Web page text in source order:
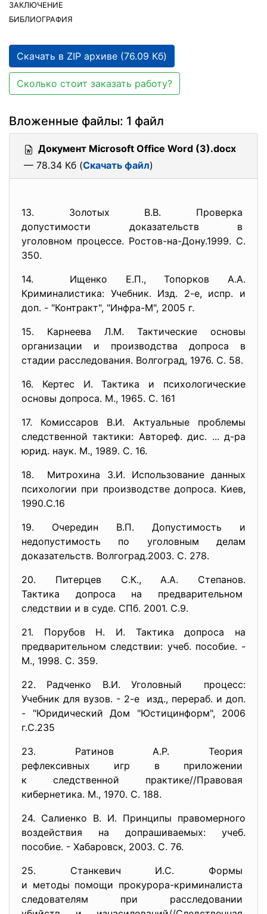
ЗАКЛЮЧЕНИЕ
БИБЛИОГРАФИЯ
Скачать в ZIP архиве (76.09 Кб)
Сколько стоит заказать работу?
Вложенные файлы: 1 файл
Документ Microsoft Office Word (3).docx
— 78.34 Кб (Скачать файл)
13. Золотых В.В. Проверка
допустимости доказательств в
уголовном процессе. Ростов-на-Дону.1999. С.
350.
14. Ищенко Е.П., Топорков А.А.
Криминалистика: Учебник. Изд. 2-е, испр. и
доп. - "Контракт", "Инфра-М", 2005 г.
15. Карнеева Л.М. Тактические основы
организации и производства допроса в
стадии расследования. Волгоград, 1976. С. 58.
16. Кертес И. Тактика и психологические
основы допроса. М., 1965. С. 161
17. Комиссаров В.И. Актуальные проблемы
следственной тактики: Автореф. дис. ... д-ра
юрид. наук. М., 1989. С. 16.
18. Митрохина З.И. Использование данных
психологии при производстве допроса. Киев,
1990.С.16
19. Очередин В.П. Допустимость и
недопустимость по уголовным делам
доказательств. Волгоград.2003. С. 278.
20. Питерцев С.К., А.А. Степанов.
Тактика допроса на предварительном
следствии и в суде. СПб. 2001. С.9.
21. Порубов Н. И. Тактика допроса на
предварительном следствии: учеб. пособие. -
М., 1998. С. 359.
22. Радченко В.И. Уголовный процесс:
Учебник для вузов. - 2-е изд., перераб. и доп.
- "Юридический Дом "Юстицинформ", 2006
г.С.235
23. Ратинов А.Р. Теория
рефлексивных игр в приложении
к следственной практике//Правовая
кибернетика. М., 1970. С. 188.
24. Салиенко В. И. Принципы правомерного
воздействия на допрашиваемых: учеб.
пособие. - Хабаровск, 2003. С. 76.
25. Станкевич И.С. Формы
и методы помощи прокурора-криминалиста
следователям при расследовании